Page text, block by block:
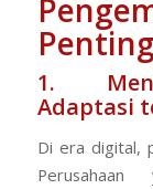
1.
Adaptasi
Di era digital,